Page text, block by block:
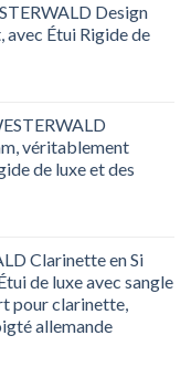
Design
Étui Rigide de
€.
véritablement
de luxe et des
Clarinette en Si
de luxe avec sangle
pour clarinette,
allemande